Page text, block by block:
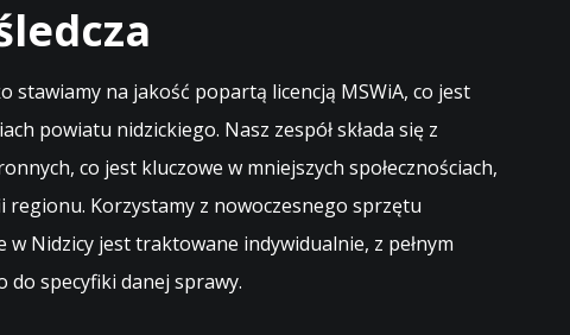
na jakość popartą licencją MSWiA, co jest
powiatu nidzickiego. Nasz zespół składa się z
co jest kluczowe w mniejszych społecznościach,
Korzystamy z nowoczesnego sprzętu
Nidzicy jest traktowane indywidualnie, z pełnym
specyfiki danej sprawy.